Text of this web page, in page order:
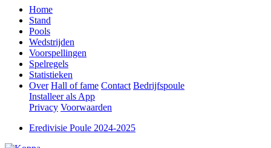
Home
Stand
Pools
Wedstrijden
Voorspellingen
Spelregels
Statistieken
Over Hall of fame Contact Bedrijfspoule
Installeer als App
Privacy Voorwaarden
Eredivisie Poule 2024-2025